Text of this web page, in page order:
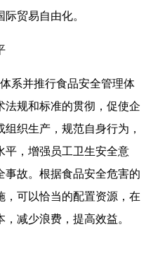
贸易自由化。
系并推行食品安全管理体
法规和标准的贯彻，促使企
织生产，规范自身行为，
平，增强员工卫生安全意
事故。根据食品安全危害的
，可以恰当的配置资源，在
减少浪费，提高效益。